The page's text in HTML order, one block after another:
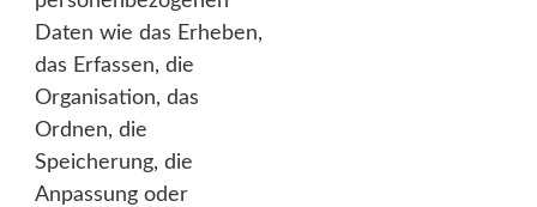
Daten wie das Erheben,
das Erfassen, die
Organisation, das
Ordnen, die
Speicherung, die
Anpassung oder